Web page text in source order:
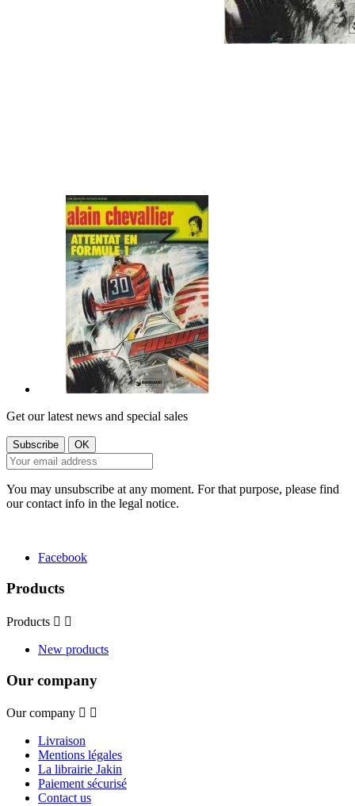
Get our latest news and special sales
You may unsubscribe at any moment. For that purpose, please find
our contact info in the legal notice.
Facebook
Products
Products  
New products
Our company
Our company  
Livraison
Mentions légales
La librairie Jakin
Paiement sécurisé
Contact us